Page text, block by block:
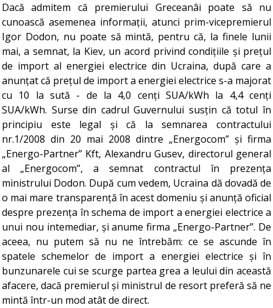
Dacă admitem că premierului Greceanâi poate să nu
cunoască asemenea informații, atunci prim-vicepremierul
Igor Dodon, nu poate să mintă, pentru că, la finele lunii
mai, a semnat, la Kiev, un acord privind condițiile și prețul
de import al energiei electrice din Ucraina, după care a
anunțat că prețul de import a energiei electrice s-a majorat
cu 10 la sută - de la 4,0 cenți SUA/kWh la 4,4 cenți
SUA/kWh. Surse din cadrul Guvernului susțin că totul în
principiu este legal și că la semnarea contractului
nr.1/2008 din 20 mai 2008 dintre „Energocom” și firma
„Energo-Partner” Kft, Alexandru Gusev, directorul general
al „Energocom”, a semnat contractul în prezența
ministrului Dodon. După cum vedem, Ucraina dă dovadă de
o mai mare transparență în acest domeniu și anunță oficial
despre prezența în schema de import a energiei electrice a
unui nou intemediar, și anume firma „Energo-Partner”. De
aceea, nu putem să nu ne întrebăm: ce se ascunde în
spatele schemelor de import a energiei electrice și în
bunzunarele cui se scurge partea grea a leului din această
afacere, dacă premierul și ministrul de resort preferă să ne
mintă într-un mod atât de direct.